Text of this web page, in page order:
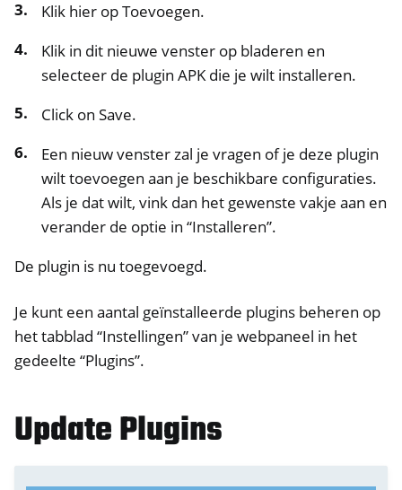
navigation of NitroWall NW750
navigation of Software
Klik hier op Toevoegen.
Klik in dit nieuwe venster op bladeren en
selecteer de plugin APK die je wilt installeren.
Click on Save.
Een nieuw venster zal je vragen of je deze plugin
wilt toevoegen aan je beschikbare configuraties.
Als je dat wilt, vink dan het gewenste vakje aan en
verander de optie in “Installeren”.
De plugin is nu toegevoegd.
Je kunt een aantal geïnstalleerde plugins beheren op
het tabblad “Instellingen” van je webpaneel in het
gedeelte “Plugins”.
Update Plugins